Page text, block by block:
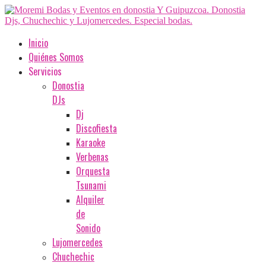
Inicio
Quiénes Somos
Servicios
Donostia
DJs
Dj
Discofiesta
Karaoke
Verbenas
Orquesta
Tsunami
Alquiler
de
Sonido
Lujomercedes
Chuchechic